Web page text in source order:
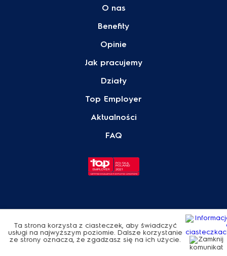
O nas
Benefity
Opinie
Jak pracujemy
Działy
Top Employer
Aktualności
FAQ
© Electrolux 2026Polityka Prywatności
Ta strona korzysta z ciasteczek, aby świadczyć
usługi na najwyższym poziomie. Dalsze korzystanie
ze strony oznacza, że zgadzasz się na ich użycie.